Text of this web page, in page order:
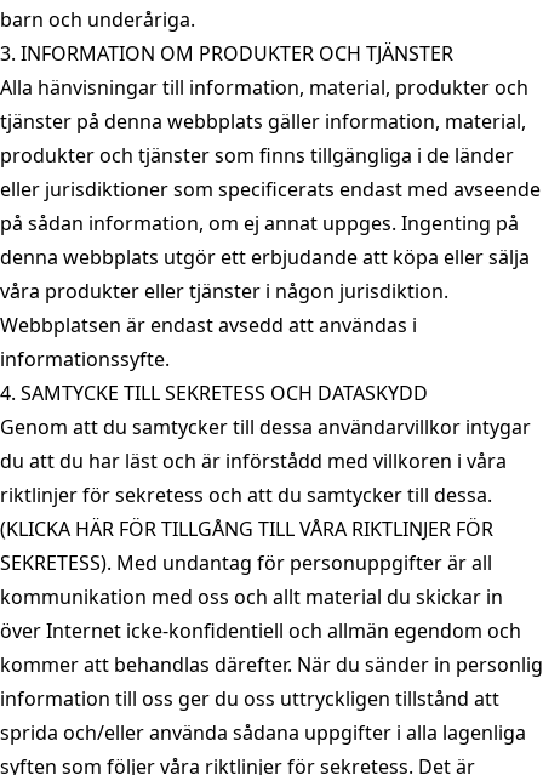
barn och underåriga.
3. INFORMATION OM PRODUKTER OCH TJÄNSTER
Alla hänvisningar till information, material, produkter och
tjänster på denna webbplats gäller information, material,
produkter och tjänster som finns tillgängliga i de länder
eller jurisdiktioner som specificerats endast med avseende
på sådan information, om ej annat uppges. Ingenting på
denna webbplats utgör ett erbjudande att köpa eller sälja
våra produkter eller tjänster i någon jurisdiktion.
Webbplatsen är endast avsedd att användas i
informationssyfte.
4. SAMTYCKE TILL SEKRETESS OCH DATASKYDD
Genom att du samtycker till dessa användarvillkor intygar
du att du har läst och är införstådd med villkoren i våra
riktlinjer för sekretess och att du samtycker till dessa.
(KLICKA HÄR FÖR TILLGÅNG TILL VÅRA RIKTLINJER FÖR
SEKRETESS). Med undantag för personuppgifter är all
kommunikation med oss och allt material du skickar in
över Internet icke-konfidentiell och allmän egendom och
kommer att behandlas därefter. När du sänder in personlig
information till oss ger du oss uttryckligen tillstånd att
sprida och/eller använda sådana uppgifter i alla lagenliga
syften som följer våra riktlinjer för sekretess. Det är